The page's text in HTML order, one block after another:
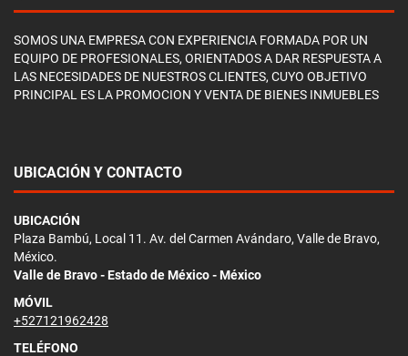
SOMOS UNA EMPRESA CON EXPERIENCIA FORMADA POR UN
EQUIPO DE PROFESIONALES, ORIENTADOS A DAR RESPUESTA A
LAS NECESIDADES DE NUESTROS CLIENTES, CUYO OBJETIVO
PRINCIPAL ES LA PROMOCION Y VENTA DE BIENES INMUEBLES
UBICACIÓN Y CONTACTO
UBICACIÓN
Plaza Bambú, Local 11. Av. del Carmen Avándaro, Valle de Bravo,
México.
Valle de Bravo - Estado de México - México
MÓVIL
+527121962428
TELÉFONO